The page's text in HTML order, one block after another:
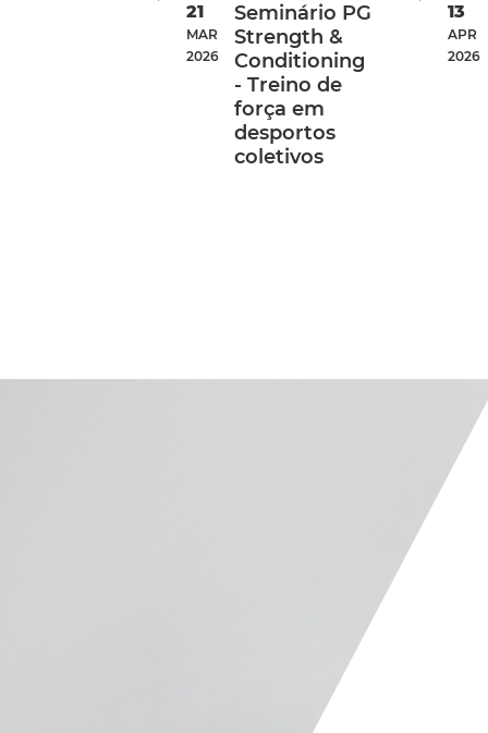
21
MAR
2026
Seminário PG
Strength &
Conditioning
- Treino de
força em
desportos
coletivos
13
APR
2026